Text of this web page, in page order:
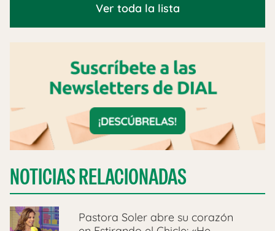
Ver toda la lista
NOTICIAS RELACIONADAS
Pastora Soler abre su corazón